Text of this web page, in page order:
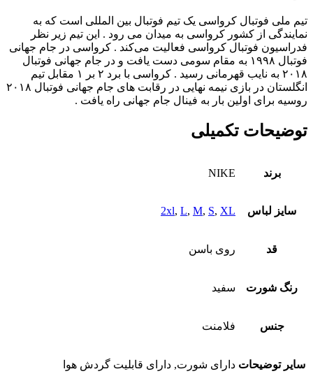
تیم ملی فوتبال کرواسی یک تیم فوتبال بین‌ المللی است که به
نمایندگی از کشور کرواسی به میدان می‌ رود . این تیم زیر نظر
فدراسیون فوتبال کرواسی فعالیت می‌کند . کرواسی در جام جهانی
فوتبال ۱۹۹۸ به مقام سومی دست یافت و در جام جهانی فوتبال
۲۰۱۸ به نایب قهرمانی رسید . کرواسی با برد ۲ بر ۱ مقابل تیم
انگلستان در بازی نیمه‌ نهایی در رقابت‌ های جام جهانی فوتبال ۲۰۱۸
روسیه برای اولین بار به فینال جام جهانی راه یافت .
توضیحات تکمیلی
برند NIKE
سایز لباس 2xl, L, M, S, XL
قد روی باسن
رنگ شورت سفید
جنس فلامنت
سایر توضیحات دارای شورت, دارای قابلیت گردش هوا